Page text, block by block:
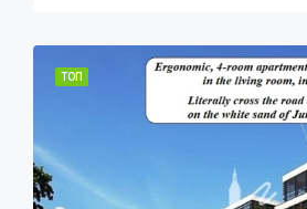
ТОП